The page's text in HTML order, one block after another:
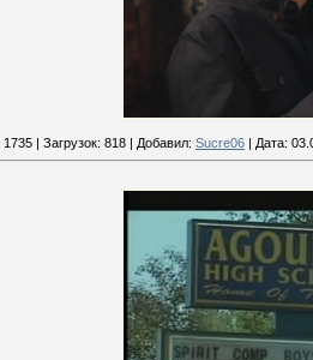
1735 | Загрузок: 818 | Добавил: Sucre06 | Дата: